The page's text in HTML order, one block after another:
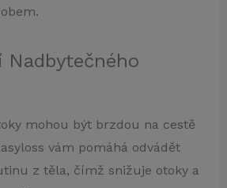
Nadbytečného
mohou být brzdou na cestě
vám pomáhá odvádět
z těla, čímž snižuje otoky a